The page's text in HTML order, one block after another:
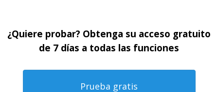
¿Quiere probar? Obtenga su acceso gratuito
de 7 días a todas las funciones
Prueba gratis